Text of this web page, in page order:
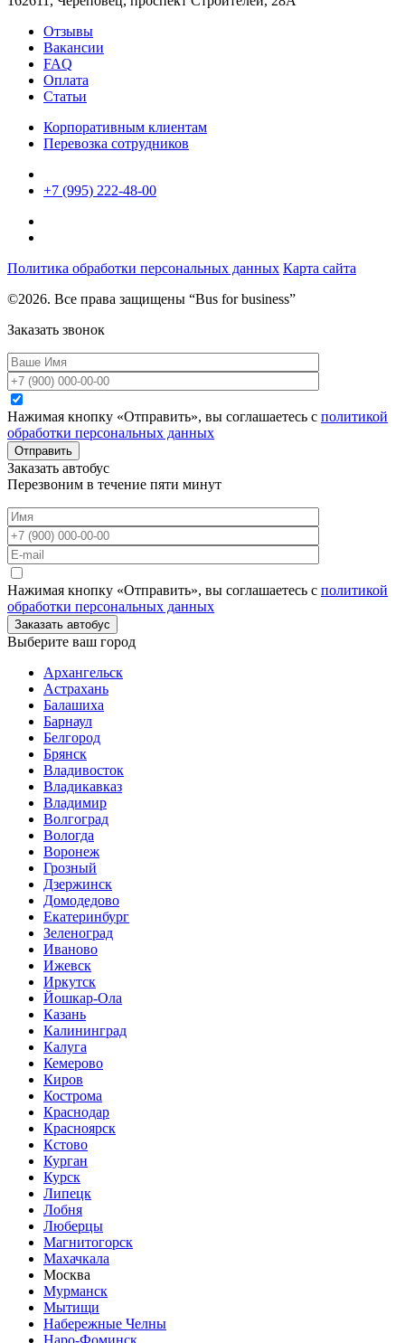
Отзывы
Вакансии
FAQ
Оплата
Статьи
Корпоративным клиентам
Перевозка сотрудников
+7 (995) 222-48-00
Политика обработки персональных данных Карта сайта
©2026. Все права защищены “Bus for business”
Заказать звонок
Нажимая кнопку «Отправить», вы соглашаетесь с политикой
обработки персональных данных
Отправить
Заказать автобус
Перезвоним в течение пяти минут
Нажимая кнопку «Отправить», вы соглашаетесь с политикой
обработки персональных данных
Заказать автобус
Выберите ваш город
Архангельск
Астрахань
Балашиха
Барнаул
Белгород
Брянск
Владивосток
Владикавказ
Владимир
Волгоград
Вологда
Воронеж
Грозный
Дзержинск
Домодедово
Екатеринбург
Зеленоград
Иваново
Ижевск
Иркутск
Йошкар-Ола
Казань
Калининград
Калуга
Кемерово
Киров
Кострома
Краснодар
Красноярск
Кстово
Курган
Курск
Липецк
Лобня
Люберцы
Магнитогорск
Махачкала
Москва
Мурманск
Мытищи
Набережные Челны
Наро-Фоминск